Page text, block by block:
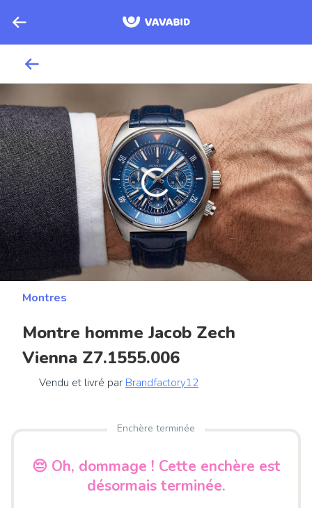
Montres
Montre homme Jacob Zech
Vienna Z7.1555.006
Vendu et livré par Brandfactory12
Enchère terminée
😔 Oh, dommage ! Cette enchère est
désormais terminée.